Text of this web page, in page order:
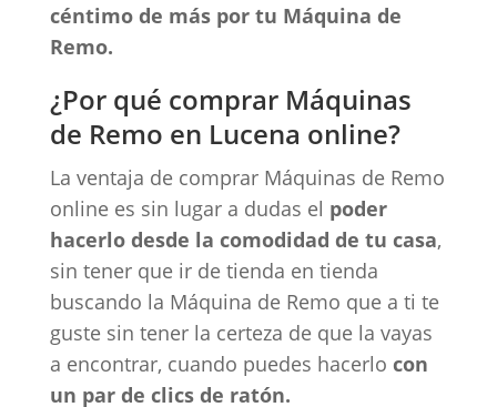
céntimo de más por tu Máquina de
Remo.
¿Por qué comprar Máquinas
de Remo en Lucena online?
La ventaja de comprar Máquinas de Remo
online es sin lugar a dudas el poder
hacerlo desde la comodidad de tu casa,
sin tener que ir de tienda en tienda
buscando la Máquina de Remo que a ti te
guste sin tener la certeza de que la vayas
a encontrar, cuando puedes hacerlo con
un par de clics de ratón.